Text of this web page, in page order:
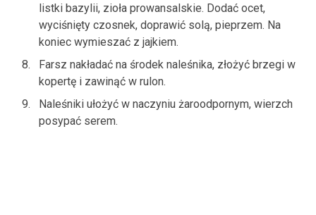
listki bazylii, zioła prowansalskie. Dodać ocet,
wyciśnięty czosnek, doprawić solą, pieprzem. Na
koniec wymieszać z jajkiem.
Farsz nakładać na środek naleśnika, złożyć brzegi w
kopertę i zawinąć w rulon.
Naleśniki ułożyć w naczyniu żaroodpornym, wierzch
posypać serem.